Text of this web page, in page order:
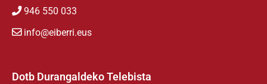
946 550 033
info@eiberri.eus
Dotb Durangaldeko Telebista